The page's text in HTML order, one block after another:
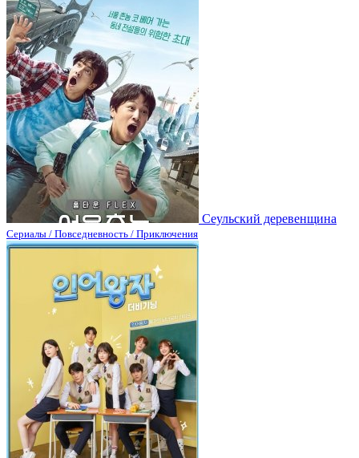
Сеульский деревенщина
Сериалы / Повседневность / Приключения